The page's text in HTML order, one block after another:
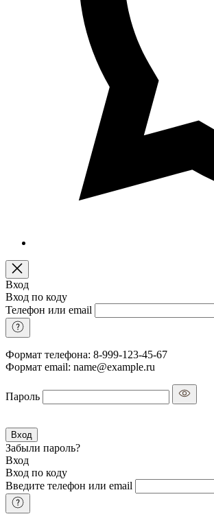
Вход
Вход по коду
Телефон или email
Формат телефона: 8-999-123-45-67
Формат email: name@example.ru
Пароль
Вход
Забыли пароль?
Вход
Вход по коду
Введите телефон или email